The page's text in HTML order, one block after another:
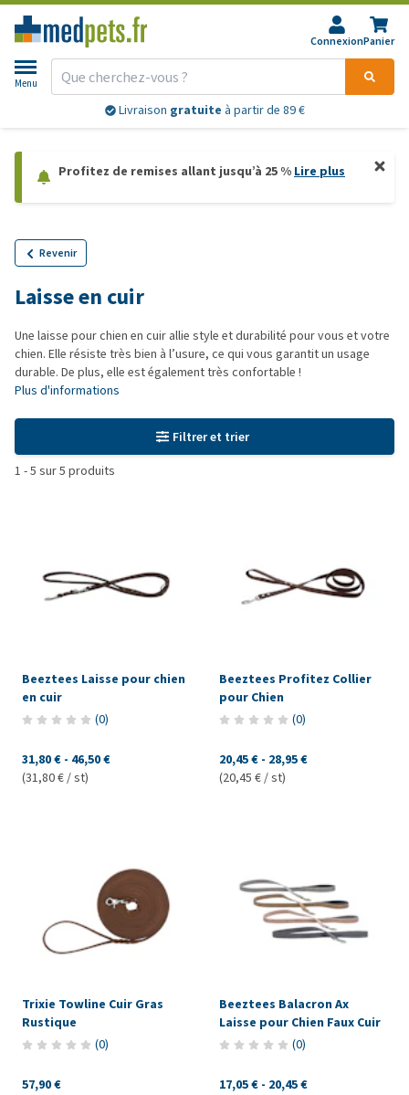
ConnexionPanier
Menu
Livraison gratuite à partir de 89 €
Profitez de remises allant jusqu’à 25 % Lire plus
Revenir
Laisse en cuir
Une laisse pour chien en cuir allie style et durabilité pour vous et votre
chien. Elle résiste très bien à l’usure, ce qui vous garantit un usage
durable. De plus, elle est également très confortable !
Plus d'informations
Filtrer et trier
1 -5 sur5 produits
Beeztees Laisse pour chien
en cuir
(0)
31,80 € - 46,50 €
(31,80 € / st)
Beeztees Profitez Collier
pour Chien
(0)
20,45 € - 28,95 €
(20,45 € / st)
Trixie Towline Cuir Gras
Rustique
(0)
57,90 €
Beeztees Balacron Ax
Laisse pour Chien Faux Cuir
(0)
17,05 € - 20,45 €